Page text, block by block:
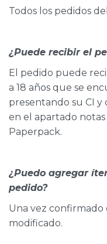
Todos los pedidos
¿Puede recibir el
El pedido puede
a 18 años que se
presentando su CI y
en el apartado
Paperpack.
¿Puedo agregar
pedido?
Una vez
modificado.